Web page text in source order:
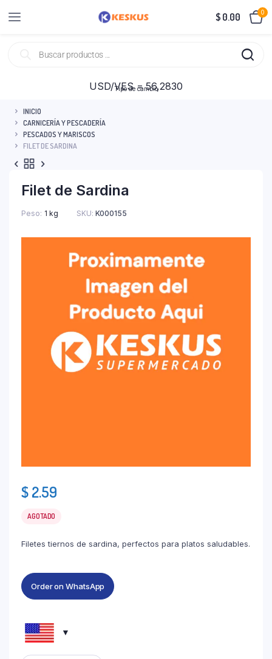
$ 0.00 0
Tipo de cambio
USD/VES = 56,2830
INICIO
CARNICERÍA Y PESCADERÍA
PESCADOS Y MARISCOS
FILET DE SARDINA
Filet de Sardina
Peso 1 kg SKU: K000155
$2.59
AGOTADO
Filetes tiernos de sardina, perfectos para platos saludables.
Order on WhatsApp